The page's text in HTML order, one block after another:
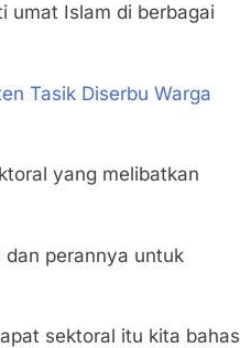
umat Islam di berbagai
Tasik Diserbu Warga
yang melibatkan
perannya untuk
sektoral itu kita bahas